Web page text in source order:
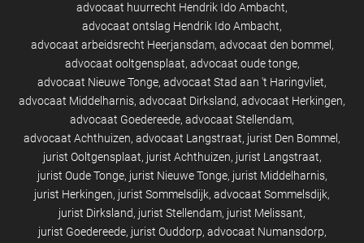
advocaat huurrecht Hendrik Ido Ambacht
advocaat ontslag Hendrik Ido Ambacht
advocaat arbeidsrecht Heerjansdam advocaat den bommel
advocaat ooltgensplaat advocaat oude tonge
advocaat Nieuwe Tonge advocaat Stad aan 't Haringvliet
advocaat Middelharnis advocaat Dirksland advocaat Herkingen
advocaat Goedereede advocaat Stellendam
advocaat Achthuizen advocaat Langstraat jurist Den Bommel
jurist Ooltgensplaat jurist Achthuizen jurist Langstraat
jurist Oude Tonge jurist Nieuwe Tonge jurist Middelharnis
jurist Herkingen jurist Sommelsdijk advocaat Sommelsdijk
jurist Dirksland jurist Stellendam jurist Melissant
jurist Goedereede jurist Ouddorp advocaat Numansdorp